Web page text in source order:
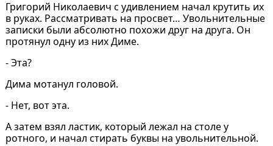
Григорий Николаевич с удивлением начал крутить их
в руках. Рассматривать на просвет… Увольнительные
записки были абсолютно похожи друг на друга. Он
протянул одну из них Диме.
- Эта?
Дима мотанул головой.
- Нет, вот эта.
А затем взял ластик, который лежал на столе у
ротного, и начал стирать буквы на увольнительной.